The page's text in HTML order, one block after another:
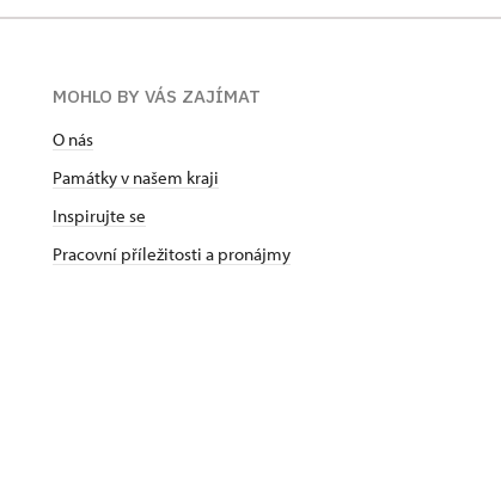
MOHLO BY VÁS ZAJÍMAT
O nás
Památky v našem kraji
Inspirujte se
Pracovní příležitosti a pronájmy